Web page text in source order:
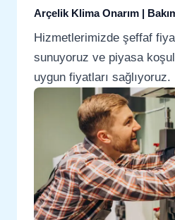
Arçelik Klima Onarım |
Hizmetlerimizde şeffaf
sunuyoruz ve piyasa
uygun fiyatları sağlıyoruz.